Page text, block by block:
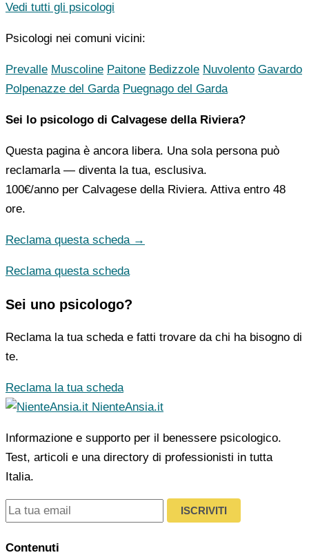
Vedi tutti gli psicologi
Psicologi nei comuni vicini:
Prevalle Muscoline Paitone Bedizzole Nuvolento Gavardo
Polpenazze del Garda Puegnago del Garda
Sei lo psicologo di Calvagese della Riviera?
Questa pagina è ancora libera. Una sola persona può
reclamarla — diventa la tua, esclusiva.
100€/anno per Calvagese della Riviera. Attiva entro 48
ore.
Reclama questa scheda →
Reclama questa scheda
Sei uno psicologo?
Reclama la tua scheda e fatti trovare da chi ha bisogno di
te.
Reclama la tua scheda
NienteAnsia.it
Informazione e supporto per il benessere psicologico.
Test, articoli e una directory di professionisti in tutta
Italia.
ISCRIVITI
Contenuti